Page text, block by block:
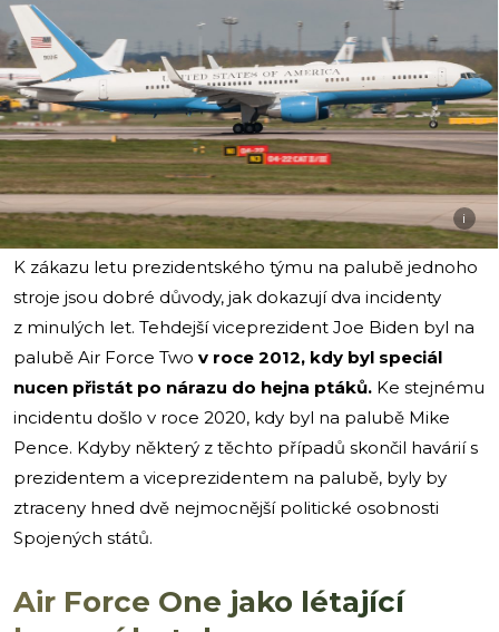
i
K zákazu letu prezidentského týmu na palubě jednoho
stroje jsou dobré důvody, jak dokazují dva incidenty
z minulých let. Tehdejší viceprezident Joe Biden byl na
palubě Air Force Two v roce 2012, kdy byl speciál
nucen přistát po nárazu do hejna ptáků. Ke stejnému
incidentu došlo v roce 2020, kdy byl na palubě Mike
Pence. Kdyby některý z těchto případů skončil havárií s
prezidentem a viceprezidentem na palubě, byly by
ztraceny hned dvě nejmocnější politické osobnosti
Spojených států.
Air Force One jako létající